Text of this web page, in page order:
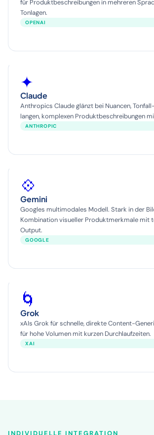
für Produktbeschreibungen in mehreren
Tonlagen.
OPENAI
✦
Claude
Anthropics Claude glänzt bei Nuancen,
langen, komplexen Produktbeschreibungen
ANTHROPIC
💠
Gemini
Googles multimodales Modell. Stark in der
Kombination visueller Produktmerkmale mit
Output.
GOOGLE
🌀
Grok
xAIs Grok für schnelle, direkte Content-
für hohe Volumen mit kurzen Durchlaufzeiten.
XAI
INDIVIDUELLE INTEGRATION